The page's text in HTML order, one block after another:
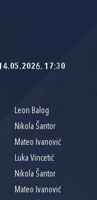
14.05.2026. 17:30
Leon Balog
Nikola Šantor
Mateo Ivanović
Luka Vincetić
Nikola Šantor
Mateo Ivanović